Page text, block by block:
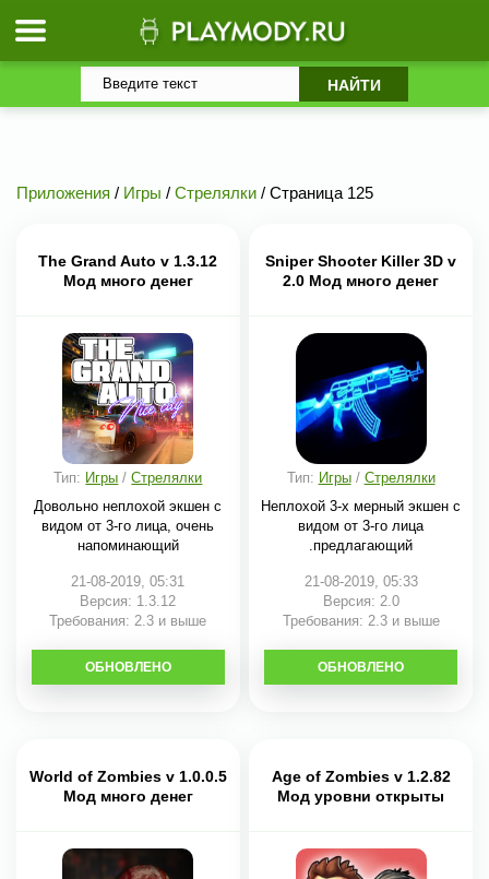
Приложения / Игры / Стрелялки / Страница 125
The Grand Auto v 1.3.12
Мод много денег
Тип: Игры /Стрелялки
Довольно неплохой экшен с
видом от 3-го лица, очень
напоминающий
21-08-2019, 05:31
Версия: 1.3.12
Требования: 2.3 и выше
СКАЧАТЬ
ОБНОВЛЕНО
Sniper Shooter Killer 3D v
2.0 Мод много денег
Тип: Игры/ Стрелялки
Неплохой 3-х мерный экшен с
видом от 3-го лица
.предлагающий
21-08-2019, 05:33
Версия: 2.0
Требования: 2.3 и выше
СКАЧАТЬ
ОБНОВЛЕНО
World of Zombies v 1.0.0.5
Мод много денег
Age of Zombies v 1.2.82
Мод уровни открыты